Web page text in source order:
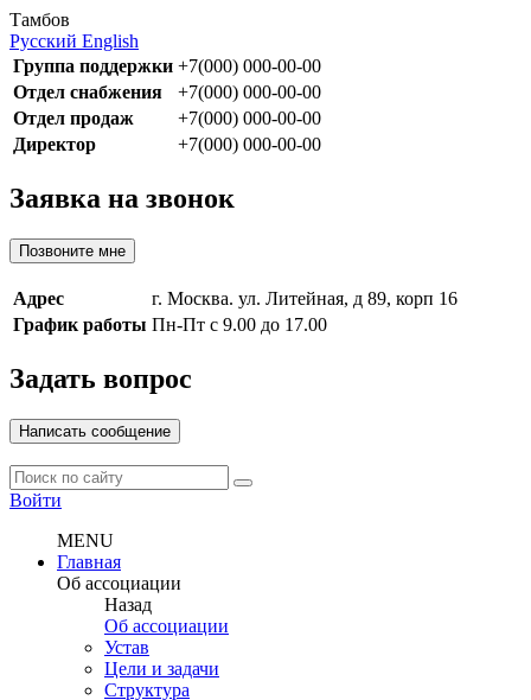
Тамбов
Русский English
Группа поддержки +7(000) 000-00-00
Отдел снабжения
+7(000) 000-00-00
Отдел продаж
+7(000) 000-00-00
Директор
+7(000) 000-00-00
Заявка на звонок
Позвоните мне
Адрес
г. Москва. ул. Литейная, д 89, корп 16
График работы Пн-Пт с 9.00 до 17.00
Задать вопрос
Написать сообщение
Войти
MENU
Главная
Об ассоциации
Назад
Об ассоциации
Устав
Цели и задачи
Структура